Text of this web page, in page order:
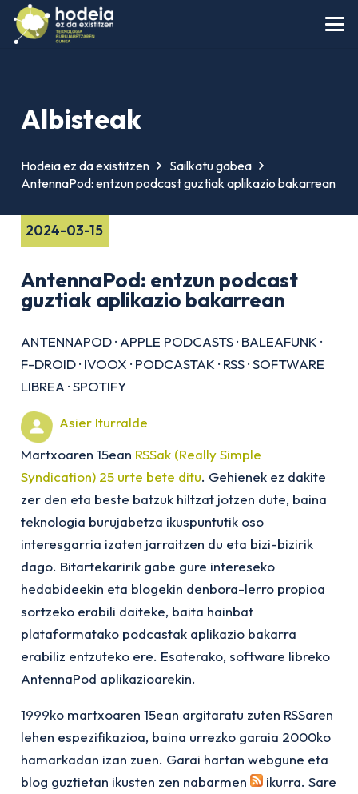
Albisteak
Hodeia ez da existitzen
Sailkatu gabea
AntennaPod: entzun podcast guztiak aplikazio bakarrean
2024-03-15
AntennaPod: entzun podcast
guztiak aplikazio bakarrean
ANTENNAPOD· APPLE PODCASTS· BALEAFUNK ·
F-DROID· IVOOX · PODCASTAK · RSS·SOFTWARE
LIBREA ·SPOTIFY
Asier Iturralde
Martxoaren 15ean RSSak (Really Simple
Syndication) 25 urte bete ditu. Gehienek ez dakite
zer den eta beste batzuk hiltzat jotzen dute, baina
teknologia burujabetza ikuspuntutik oso
interesgarria izaten jarraitzen du eta bizi-bizirik
dago. Bitartekaririk gabe gure intereseko
hedabideekin eta blogekin denbora-lerro propioa
sortzeko erabili daiteke, baita hainbat
plataformatako podcastak aplikazio bakarra
erabiliz entzuteko ere. Esaterako, software libreko
AntennaPod aplikazioarekin.
1999ko martxoaren 15ean argitaratu zuten RSSaren
lehen espezifikazioa, baina urrezko garaia 2000ko
hamarkadan izan zuen. Garai hartan webgune eta
blog guztietan ikusten zen nabarmen
ikurra. Sare